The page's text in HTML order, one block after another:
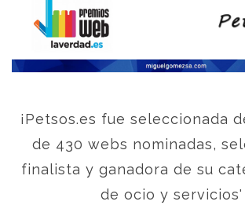
¡Petsos.es fue seleccionada
de 430 webs nominadas,
finalista y ganadora de su
de ocio y servicios'